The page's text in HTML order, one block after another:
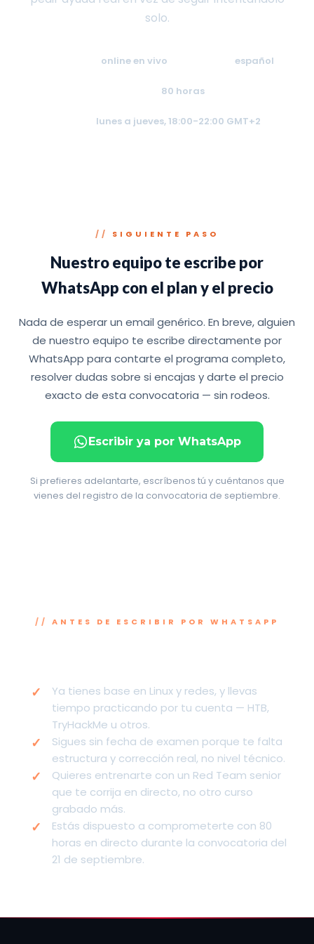
solo.
online en vivo español
80 horas
lunes a jueves, 18:00-22:00 GMT+2
SIGUIENTE PASO
Nuestro equipo te escribe por
WhatsApp con el plan y el precio
Nada de esperar un email genérico. En breve, alguien
de nuestro equipo te escribe directamente por
WhatsApp para contarte el programa completo,
resolver dudas sobre si encajas y darte el precio
exacto de esta convocatoria — sin rodeos.
Escribir ya por WhatsApp
Si prefieres adelantarte, escríbenos tú y cuéntanos que
vienes del registro de la convocatoria de septiembre.
ANTES DE ESCRIBIR POR WHATSAPP
Ya tienes base en Linux y redes, y llevas
tiempo practicando por tu cuenta — HTB,
TryHackMe u otros.
Sigues sin fecha de examen porque te falta
estructura y corrección real, no nivel técnico.
Quieres entrenarte con un Red Team senior
que te corrija en directo, no otro curso
grabado más.
Estás dispuesto a comprometerte con 80
horas en directo durante la convocatoria del
21 de septiembre.